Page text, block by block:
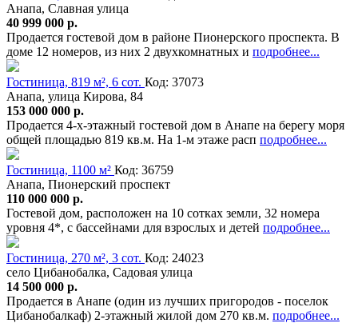
Анапа, Славная улица
40 999 000 р.
Продается гостевой дом в районе Пионерского проспекта. В
доме 12 номеров, из них 2 двухкомнатных и подробнее...
Гостиница, 819 м², 6 сот. Код: 37073
Анапа, улица Кирова, 84
153 000 000 р.
Продается 4-х-этажный гостевой дом в Анапе на берегу моря
общей площадью 819 кв.м. На 1-м этаже расп подробнее...
Гостиница, 1100 м² Код: 36759
Анапа, Пионерский проспект
110 000 000 р.
Гостевой дом, расположен на 10 сотках земли, 32 номера
уровня 4*, с бассейнами для взрослых и детей подробнее...
Гостиница, 270 м², 3 сот. Код: 24023
село Цибанобалка, Садовая улица
14 500 000 р.
Продается в Анапе (один из лучших пригородов - поселок
Цибанобалкаф) 2-этажный жилой дом 270 кв.м. подробнее...